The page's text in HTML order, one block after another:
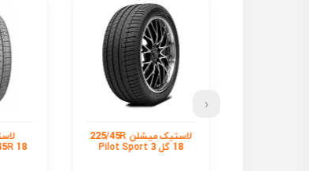
لاستیک رودستون
225/45R 18 گل CP672 18 گل N FERA SU1
‹